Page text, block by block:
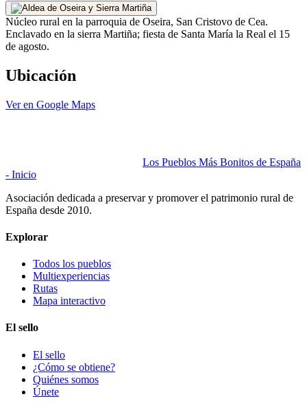
Núcleo rural en la parroquia de Oseira, San Cristovo de Cea.
Enclavado en la sierra Martiña; fiesta de Santa María la Real el 15
de agosto.
Ubicación
Ver en Google Maps
Los Pueblos Más Bonitos de España
- Inicio
Asociación dedicada a preservar y promover el patrimonio rural de
España desde 2010.
Explorar
Todos los pueblos
Multiexperiencias
Rutas
Mapa interactivo
El sello
El sello
¿Cómo se obtiene?
Quiénes somos
Únete